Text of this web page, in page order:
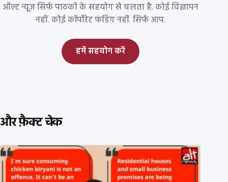
ऑल्ट न्यूज़ सिर्फ पाठकों के सहयोग से चलता है. कोई विज्ञापन
नहीं. कोई कॉर्पोरेट फंडिंग नहीं. सिर्फ आप.
हमें सहयोग करें
और फ़ैक्ट चेक